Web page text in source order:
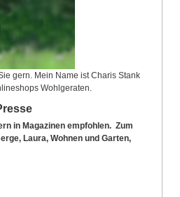
gern. Mein Name ist Charis Stank
Wohlgeraten.
in Magazinen empfohlen. Zum
Laura, Wohnen und Garten,